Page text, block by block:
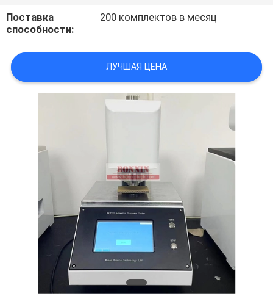
КАРТА
PRIVACY
Поставка
способности:
200 комплектов в месяц
ЛУЧШАЯ ЦЕНА